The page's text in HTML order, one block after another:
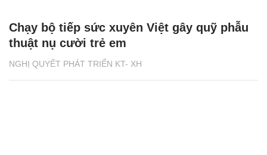
NGHỊ QUYẾT PHÁT TRIỂN KT- XH
Chạy bộ tiếp sức xuyên Việt gây quỹ phẫu
thuật nụ cười trẻ em